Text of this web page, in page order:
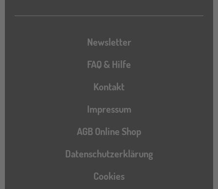
Newsletter
FAQ & Hilfe
Kontakt
Impressum
AGB Online Shop
Datenschutzerklärung
Cookies